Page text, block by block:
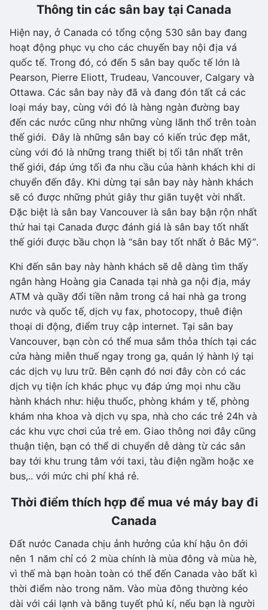
Thông tin các sân bay tại Canada
Hiện nay, ở Canada có tổng cộng 530 sân bay đang
hoạt động phục vụ cho các chuyến bay nội địa vá
quốc tế. Trong đó, có đến 5 sân bay quốc tế lớn là
Pearson, Pierre Eliott, Trudeau, Vancouver, Calgary và
Ottawa. Các sân bay này đã và đang đón tất cả các
loại máy bay, cùng với đó là hàng ngàn đường bay
đến các nước cũng như những vùng lãnh thổ trên toàn
thế giới. Đây là những sân bay có kiến trúc đẹp mắt,
cùng với đó là những trang thiết bị tối tân nhất trên
thế giới, đáp ứng tối đa nhu cầu của hành khách khi di
chuyển đến đây. Khi dừng tại sân bay này hành khách
sẽ có được những phút giây thư giãn tuyệt vời nhất.
Đặc biệt là sân bay Vancouver là sân bay bận rộn nhất
thứ hai tại Canada được đánh giá là sân bay tốt nhất
thế giới được bầu chọn là “sân bay tốt nhất ở Bắc Mỹ”.
Khi đến sân bay này hành khách sẽ dễ dàng tìm thấy
ngân hàng Hoàng gia Canada tại nhà ga nội địa, máy
ATM và quầy đổi tiền nằm trong cả hai nhà ga trong
nước và quốc tế, dịch vụ fax, photocopy, thuê điện
thoại di động, điểm truy cập internet. Tại sân bay
Vancouver, bạn còn có thể mua sắm thỏa thích tại các
cửa hàng miễn thuế ngay trong ga, quản lý hành lý tại
các dịch vụ lưu trữ. Bên cạnh đó nơi đây còn có các
dịch vụ tiện ích khác phục vụ đáp ứng mọi nhu cầu
hành khách như: hiệu thuốc, phòng khám y tế, phòng
khám nha khoa và dịch vụ spa, nhà cho các trẻ 24h và
các khu vực chơi của trẻ em. Giao thông nơi đây cũng
thuận tiện, bạn có thể di chuyển dễ dàng từ các sân
bay tới khu trung tâm với taxi, tàu điện ngầm hoặc xe
bus,.. với mức chi phí khá rẻ.
Thời điểm thích hợp để mua vé máy bay đi
Canada
Đất nước Canada chịu ảnh hưởng của khí hậu ôn đới
nên 1 năm chỉ có 2 mùa chính là mùa đông và mùa hè,
vì thế mà bạn hoàn toàn có thể đến Canada vào bất kì
thời điểm nào trong năm. Vào mùa đông thường kéo
dài với cái lạnh và băng tuyết phủ kí, nếu bạn là người